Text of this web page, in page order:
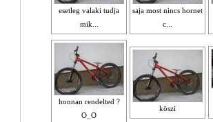
esetleg valaki tudja
mik...
saja most nincs hornet
c...
honnan rendelted ?
O_O
köszi